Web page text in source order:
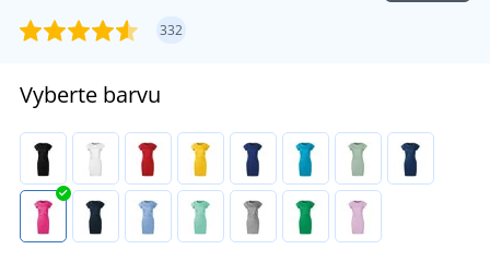
332
Vyberte barvu